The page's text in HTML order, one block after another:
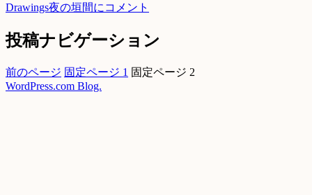
Drawings夜の垣間に コメント
投稿ナビゲーション
前のページ 固定ページ 1 固定ページ 2
WordPress.com Blog.